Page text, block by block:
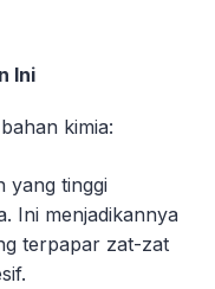
Ini
kimia:
yang tinggi
Ini menjadikannya
terpapar zat-zat